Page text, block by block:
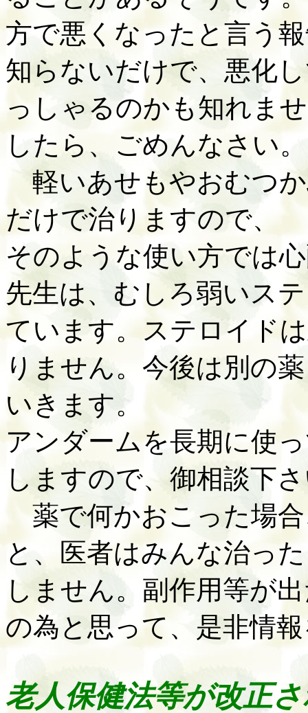
方で悪くなったと言う
知らないだけで、悪化
っしゃるのかも知れま
したら、ごめんなさい。
軽いあせもやおむつ
だけで治りますので、
そのような使い方では
先生は、むしろ弱いス
ています。ステロイド
りません。今後は別の
いきます。
アンダームを長期に使
しますので、御相談下
薬で何かおこった場
と、医者はみんな治っ
しません。副作用等が
の為と思って、是非情
老人保健法等が改正